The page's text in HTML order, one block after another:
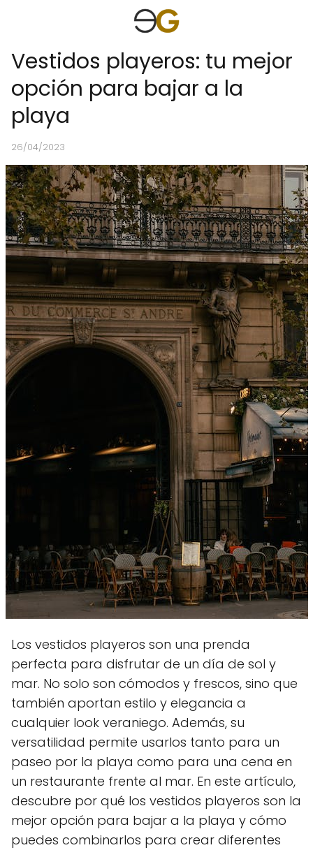
Vestidos playeros: tu mejor
opción para bajar a la
playa
26/04/2023
Los vestidos playeros son una prenda
perfecta para disfrutar de un día de sol y
mar. No solo son cómodos y frescos, sino que
también aportan estilo y elegancia a
cualquier look veraniego. Además, su
versatilidad permite usarlos tanto para un
paseo por la playa como para una cena en
un restaurante frente al mar. En este artículo,
descubre por qué los vestidos playeros son la
mejor opción para bajar a la playa y cómo
puedes combinarlos para crear diferentes